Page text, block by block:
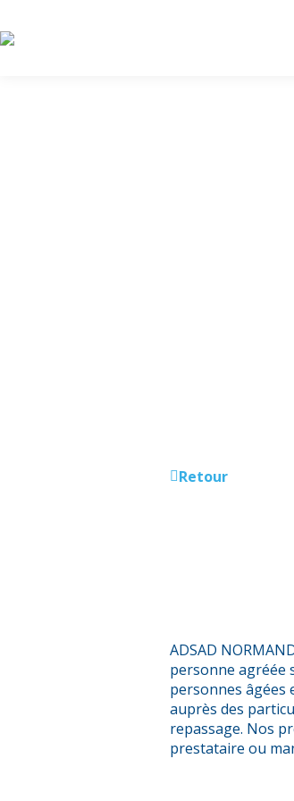
Retour
ADSAD
personne agréée
personnes âgées
auprès des
repassage. Nos
prestataire ou